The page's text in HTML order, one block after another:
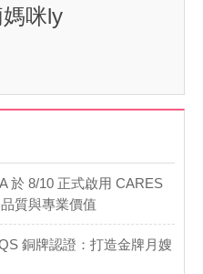
咪ly
於 8/10 正式啟用 CARES
質與專業價值
銅牌認證：打造金牌月嫂